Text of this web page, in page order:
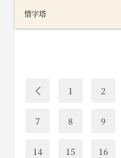
惜字塔
1 2
7 8 9
14 15 16